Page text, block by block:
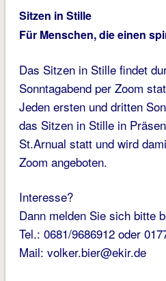
Sitzen in Stille
Für Menschen, die einen
Das Sitzen in Stille findet
Sonntagabend per Zoom
Jeden ersten und dritten
das Sitzen in Stille in
St.Arnual statt und wird
Zoom angeboten.
Interesse?
Dann melden Sie sich bitte
Tel.: 0681/9686912 oder
Mail: volker.bier@ekir.de